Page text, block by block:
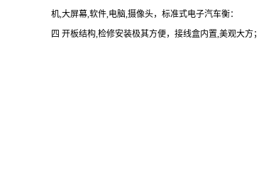
机,大屏幕,软件,电脑,摄像头，标准式电子汽车衡：
四 开板结构,检修安装极其方便，接线盒内置,美观大方